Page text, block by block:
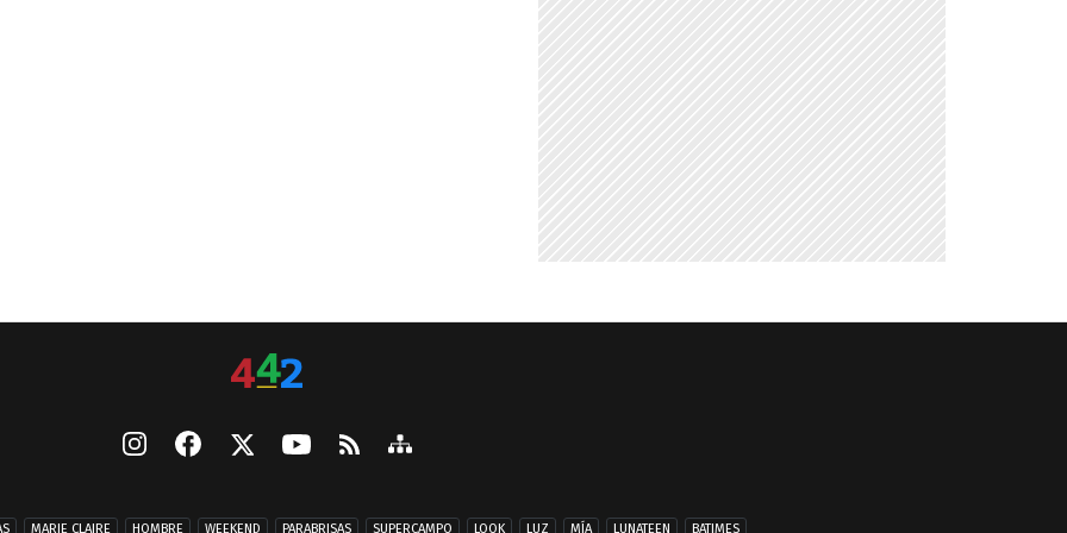
MARIE CLAIRE HOMBRE WEEKEND PARABRISAS SUPERCAMPO LOOK LUZ MÍA LUNATEEN BATIMES